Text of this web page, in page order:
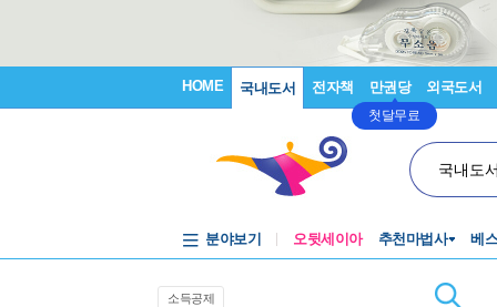
HOME 국내도서 전자책 만권당
첫달무료
외국도서
국내도
분야보기 오뒷세이아 추천마법사 베
소득공제